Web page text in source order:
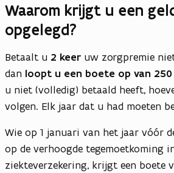
Waarom krijgt u een
opgelegd?
Betaalt u 2 keer uw zorgpremie
dan loopt u een boete op van
u niet (volledig) betaald heeft,
volgen. Elk jaar dat u had moeten
Wie op 1 januari van het jaar vóór
op de verhoogde tegemoetkoming
ziekteverzekering, krijgt een boete